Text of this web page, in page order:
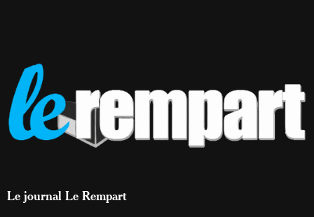
Le journal Le Rempart